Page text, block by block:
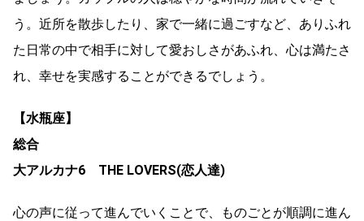
う。近所を散歩したり、家で一緒に過ごすなど、ありふれ
た日常の中で相手に対して愛おしさがあふれ、心は満たさ
れ、幸せを実感することができるでしょう。
【水瓶座】
総合
大アルカナ6 THE LOVERS(恋人達)
心の声に従って進んでいくことで、ものごとが順調に進ん